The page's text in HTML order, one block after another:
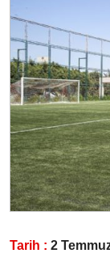
Tarih : 2